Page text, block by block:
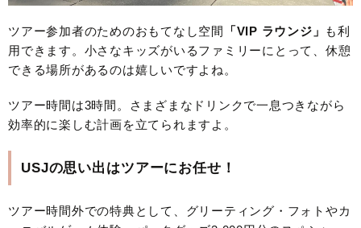
ツアー参加者のためのおもてなし空間 「VIP ラウンジ」 も利
用できます。小さなキッズがいるファミリーにとって、休憩
できる場所があるのは嬉しいですよね。
ツアー時間は3時間。さまざまなドリンクで一息つきながら
効率的に楽しむ計画を立てられますよ。
USJの思い出はツアーにお任せ！
ツアー時間外での特典として、グリーティング・フォトやカ